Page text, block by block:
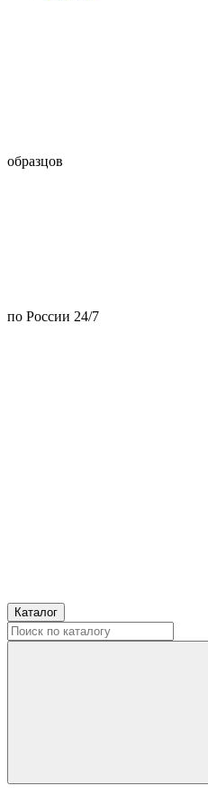
образцов
по России 24/7
Каталог